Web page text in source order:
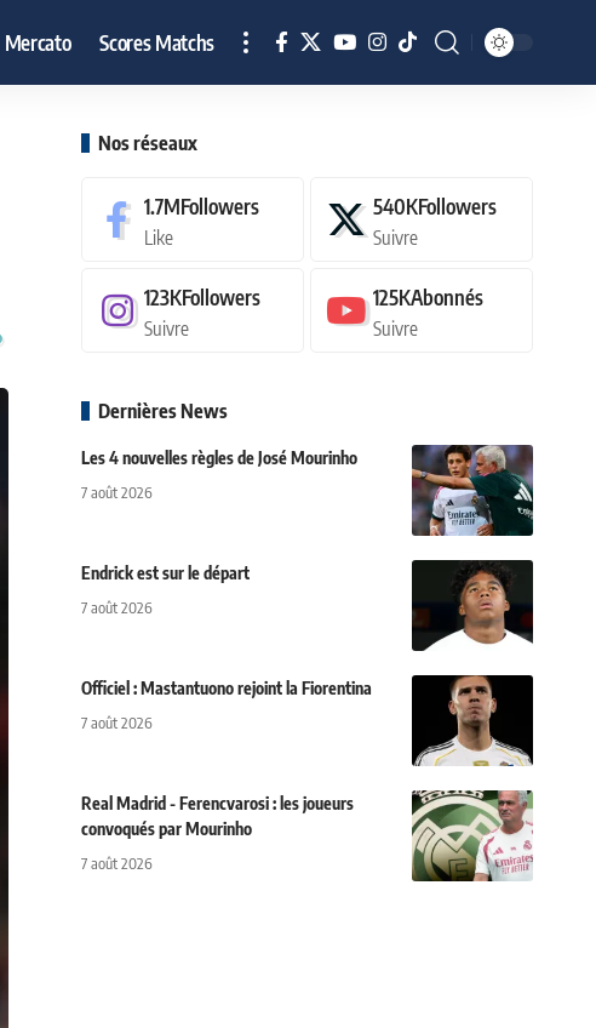
Mercato Scores Matchs
Nos réseaux
1.7MFollowers
Like
540KFollowers
Suivre
123KFollowers
Suivre
125KAbonnés
Suivre
Dernières News
Les 4 nouvelles règles de José Mourinho
7 août 2026
Endrick est sur le départ
7 août 2026
Officiel : Mastantuono rejoint la Fiorentina
7 août 2026
Real Madrid - Ferencvarosi : les joueurs
convoqués par Mourinho
7 août 2026